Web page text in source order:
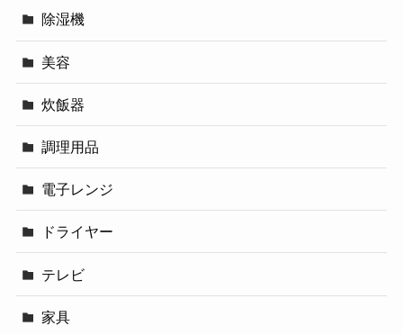
除湿機
美容
炊飯器
調理用品
電子レンジ
ドライヤー
テレビ
家具